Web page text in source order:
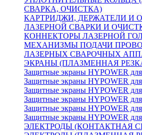
СВАРКА, ОЧИСТКА)
КАРТРИДЖИ, ДЕРЖАТЕЛИ И
ЛАЗЕРНОЙ СВАРКИ И
КОННЕКТОРЫ ЛАЗЕРНОЙ
МЕХАНИЗМЫ ПОДАЧИ
ЛАЗЕРНЫХ СВАРОЧНЫХ
ЭКРАНЫ (ПЛАЗМЕННАЯ
Защитные экраны HYPOWER
Защитные экраны HYPOWER
Защитные экраны HYPOWER
Защитные экраны HYPOWER
Защитные экраны HYPOWER
Защитные экраны HYPOWER
ЭЛЕКТРОДЫ (КОНТАКТНАЯ